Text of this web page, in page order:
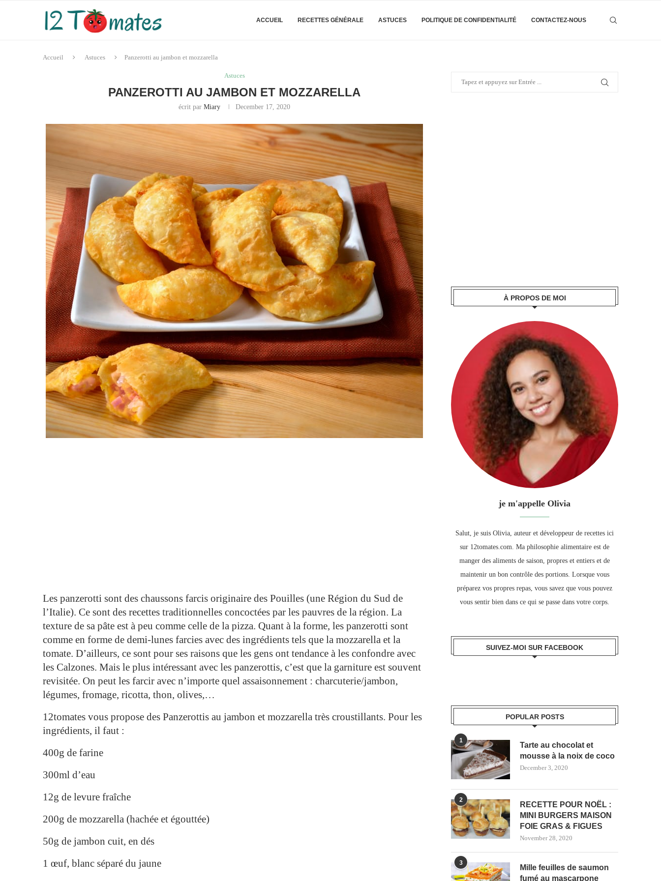
ACCUEIL RECETTES GÉNÉRALE ASTUCES POLITIQUE DE CONFIDENTIALITÉ CONTACTEZ-NOUS
Accueil Astuces Panzerotti au jambon et mozzarella
Astuces
PANZEROTTI AU JAMBON ET MOZZARELLA
écrit parMiary December 17, 2020
Les panzerotti sont des chaussons farcis originaire des Pouilles (une Région du Sud de
l’Italie). Ce sont des recettes traditionnelles concoctées par les pauvres de la région. La
texture de sa pâte est à peu comme celle de la pizza. Quant à la forme, les panzerotti sont
comme en forme de demi-lunes farcies avec des ingrédients tels que la mozzarella et la
tomate. D’ailleurs, ce sont pour ses raisons que les gens ont tendance à les confondre avec
les Calzones. Mais le plus intéressant avec les panzerottis, c’est que la garniture est souvent
revisitée. On peut les farcir avec n’importe quel assaisonnement : charcuterie/jambon,
légumes, fromage, ricotta, thon, olives,…
12tomates vous propose des Panzerottis au jambon et mozzarella très croustillants. Pour les
ingrédients, il faut :
400g de farine
300ml d’eau
12g de levure fraîche
200g de mozzarella (hachée et égouttée)
50g de jambon cuit, en dés
1 œuf, blanc séparé du jaune
À PROPOS DE MOI
je m'appelle Olivia
Salut, je suis Olivia, auteur et développeur de recettes ici
sur 12tomates.com. Ma philosophie alimentaire est de
manger des aliments de saison, propres et entiers et de
maintenir un bon contrôle des portions. Lorsque vous
préparez vos propres repas, vous savez que vous pouvez
vous sentir bien dans ce qui se passe dans votre corps.
SUIVEZ-MOI SUR FACEBOOK
POPULAR POSTS
1
Tarte au chocolat et
mousse à la noix de coco
December 3, 2020
2
RECETTE POUR NOËL :
MINI BURGERS MAISON
FOIE GRAS & FIGUES
November 28, 2020
3
Mille feuilles de saumon
fumé au mascarpone